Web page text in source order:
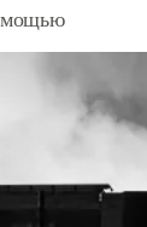
мощью